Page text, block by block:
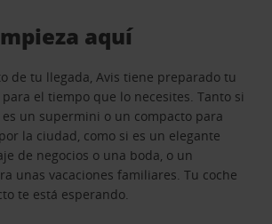
aquí
de tu llegada, Avis tiene preparado tu
el tiempo que lo necesites. Tanto si
un supermini o un compacto para
la ciudad, como si es un elegante
de negocios o una boda, o un
unas vacaciones familiares. Tu coche
te está esperando.